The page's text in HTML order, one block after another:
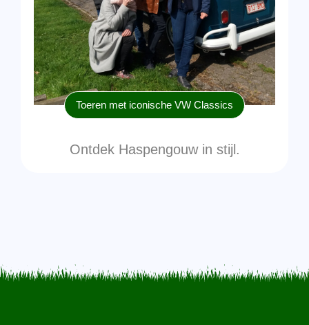
Toeren met iconische VW Classics
Ontdek Haspengouw in stijl.